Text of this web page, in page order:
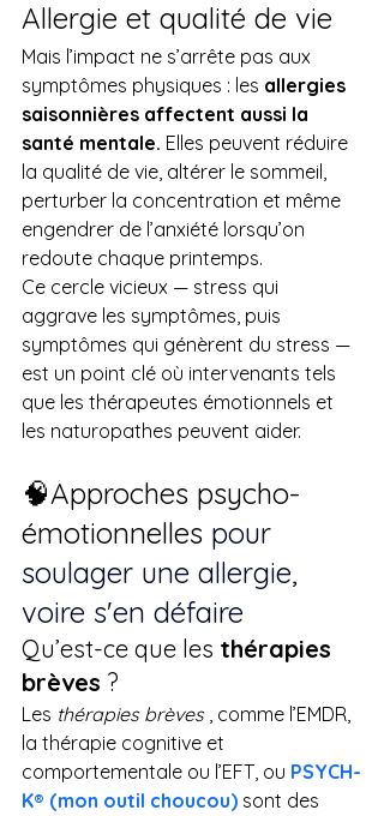
Allergie et qualité de vie
Mais l’impact ne s’arrête pas aux
symptômes physiques : les allergies
saisonnières affectent aussi la
santé mentale. Elles peuvent réduire
la qualité de vie, altérer le sommeil,
perturber la concentration et même
engendrer de l’anxiété lorsqu’on
redoute chaque printemps.
Ce cercle vicieux — stress qui
aggrave les symptômes, puis
symptômes qui génèrent du stress —
est un point clé où intervenants tels
que les thérapeutes émotionnels et
les naturopathes peuvent aider.
🧠Approches psycho-
émotionnelles pour
soulager une allergie,
voire s'en défaire
Qu’est-ce que les thérapies
brèves ?
Les thérapies brèves , comme l’EMDR,
la thérapie cognitive et
comportementale ou l’EFT, ou PSYCH-
K® (mon outil choucou) sont des